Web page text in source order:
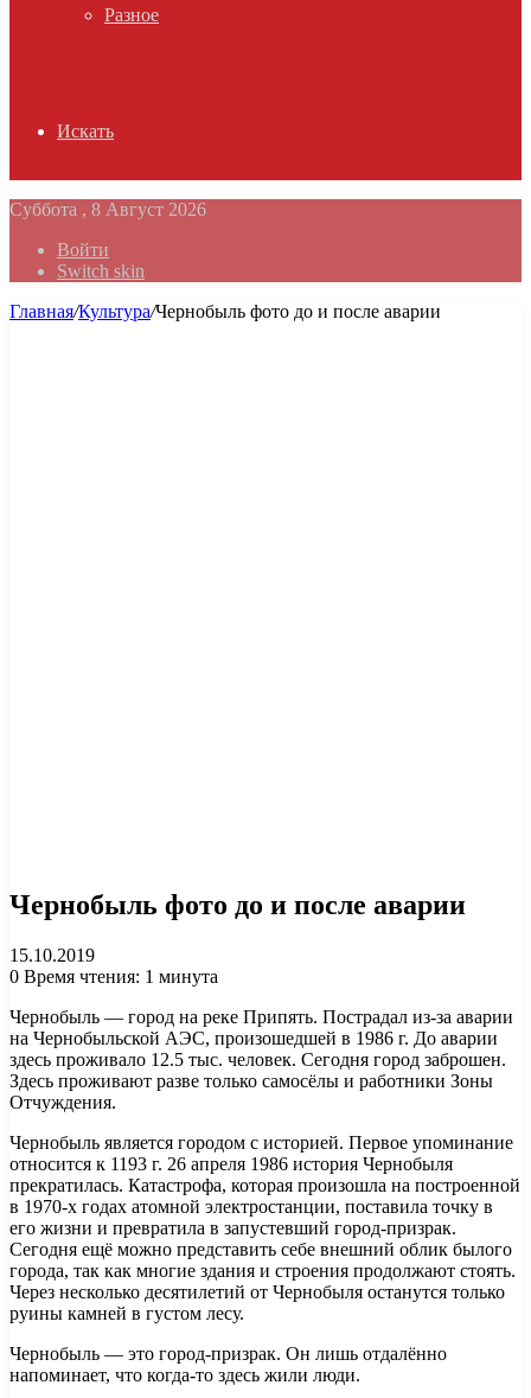
Разное
Искать
Суббота , 8 Август 2026
Войти
Switch skin
Главная/Культура/Чернобыль фото до и после аварии
Чернобыль фото до и после аварии
15.10.2019
0 Время чтения: 1 минута
Чернобыль — город на реке Припять. Пострадал из-за аварии
на Чернобыльской АЭС, произошедшей в 1986 г. До аварии
здесь проживало 12.5 тыс. человек. Сегодня город заброшен.
Здесь проживают разве только самосёлы и работники Зоны
Отчуждения.
Чернобыль является городом с историей. Первое упоминание
относится к 1193 г. 26 апреля 1986 история Чернобыля
прекратилась. Катастрофа, которая произошла на построенной
в 1970-х годах атомной электростанции, поставила точку в
его жизни и превратила в запустевший город-призрак.
Сегодня ещё можно представить себе внешний облик былого
города, так как многие здания и строения продолжают стоять.
Через несколько десятилетий от Чернобыля останутся только
руины камней в густом лесу.
Чернобыль — это город-призрак. Он лишь отдалённо
напоминает, что когда-то здесь жили люди.